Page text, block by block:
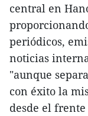
central en
periódicos,
noticias
"aunque
con éxito la
desde el